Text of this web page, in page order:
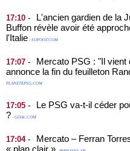
17:10 -
L'ancien gardien de la
Buffon révèle avoir été
l'Italie - SOFOOT.COM
17:07 -
Mercato PSG : "Il vient
annonce la fin du feuilleton
PLANETEPSG.COM
17:05 -
Le PSG va-t-il céder
? - GOAL.COM
17:04-
Mercato – Ferran
« plan clair »